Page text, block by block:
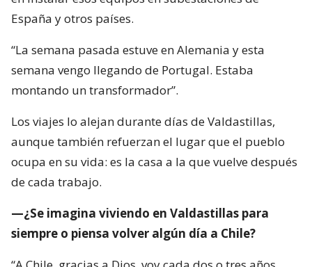
España y otros países.
“La semana pasada estuve en Alemania y esta
semana vengo llegando de Portugal. Estaba
montando un transformador”.
Los viajes lo alejan durante días de Valdastillas,
aunque también refuerzan el lugar que el pueblo
ocupa en su vida: es la casa a la que vuelve después
de cada trabajo.
—¿Se imagina viviendo en Valdastillas para
siempre o piensa volver algún día a Chile?